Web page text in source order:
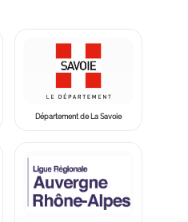
Département de La Savoie